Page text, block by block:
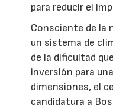
para reducir el
Consciente de la
un sistema de
de la dificultad
inversión para
dimensiones, el
candidatura a